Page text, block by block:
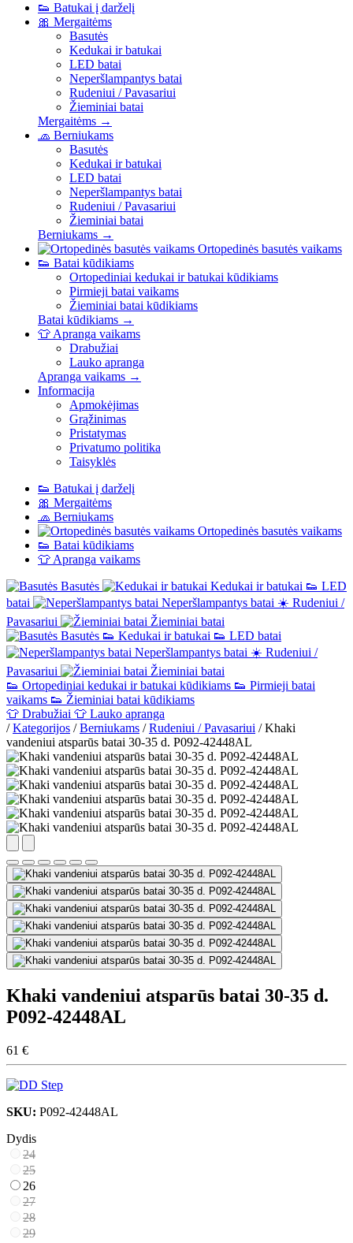
👟 Batukai į darželį
🎀 Mergaitėms
Basutės
Kedukai ir batukai
LED batai
Neperšlampantys batai
Rudeniui / Pavasariui
Žieminiai batai
Mergaitėms →
🧢 Berniukams
Basutės
Kedukai ir batukai
LED batai
Neperšlampantys batai
Rudeniui / Pavasariui
Žieminiai batai
Berniukams →
Ortopedinės basutės vaikams
👟 Batai kūdikiams
Ortopediniai kedukai ir batukai kūdikiams
Pirmieji batai vaikams
Žieminiai batai kūdikiams
Batai kūdikiams →
👕Apranga vaikams
Drabužiai
Lauko apranga
Apranga vaikams →
Informacija
Apmokėjimas
Grąžinimas
Pristatymas
Privatumo politika
Taisyklės
👟 Batukai į darželį
🎀 Mergaitėms
🧢 Berniukams
Ortopedinės basutės vaikams
👟 Batai kūdikiams
👕Apranga vaikams
Basutės
Kedukai ir batukai 👟 LED
batai
Neperšlampantys batai ☀️ Rudeniui /
Pavasariui
Žieminiai batai
Basutės 👟 Kedukai ir batukai 👟 LED batai
Neperšlampantys batai ☀️ Rudeniui /
Pavasariui
Žieminiai batai
👟 Ortopediniai kedukai ir batukai kūdikiams 👟 Pirmieji batai
vaikams 👟 Žieminiai batai kūdikiams
👕 Drabužiai 👕 Lauko apranga
/ Kategorijos / Berniukams / Rudeniui / Pavasariui / Khaki
vandeniui atsparūs batai 30-35 d. P092-42448AL
Khaki vandeniui atsparūs batai 30-35 d.
P092-42448AL
61 €
SKU: P092-42448AL
Dydis
24
25
26
27
28
29